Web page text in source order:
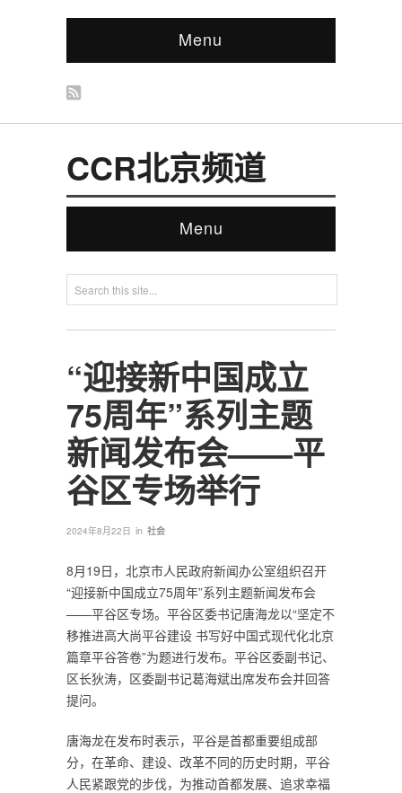
Menu
CCR北京频道
Menu
“迎接新中国成立
75周年”系列主题
新闻发布会——平
谷区专场举行
2024年8月22日 in 社会
8月19日，北京市人民政府新闻办公室组织召开
“迎接新中国成立75周年”系列主题新闻发布会
——平谷区专场。平谷区委书记唐海龙以“坚定不
移推进高大尚平谷建设 书写好中国式现代化北京
篇章平谷答卷”为题进行发布。平谷区委副书记、
区长狄涛，区委副书记葛海斌出席发布会并回答
提问。
唐海龙在发布时表示，平谷是首都重要组成部
分，在革命、建设、改革不同的历史时期，平谷
人民紧跟党的步伐，为推动首都发展、追求幸福